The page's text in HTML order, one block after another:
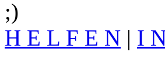
H E L F E N | I